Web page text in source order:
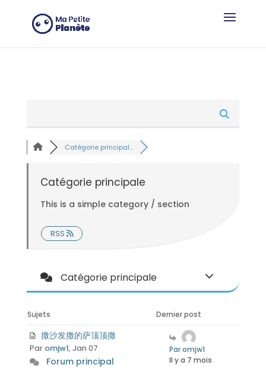
Catégorie principal...
Catégorie principale
This is a simple category / section
RSS
Catégorie principale
Sujets Dernier post
撒沙发撒的萨顶顶撒
Par omjw1, Jan 07
Forum principal
Par omjw1
Il y a 7 mois